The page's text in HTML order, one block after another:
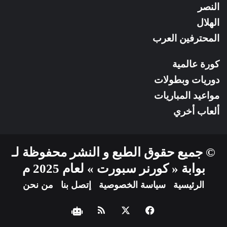
النصر
الهلال
المحترفين العرب
كورة عالمية
دوريات وبطولات
مواعيد المباريات
ألعاب أخري
© جميع حقوق الطبع و النشر محفوظة لـ
بوابة « كورنر سبورت » لعام 2025 م
الرئيسية سياسة الخصوصية إتصل بنا من نحن
فيسبوك ملخصنبض